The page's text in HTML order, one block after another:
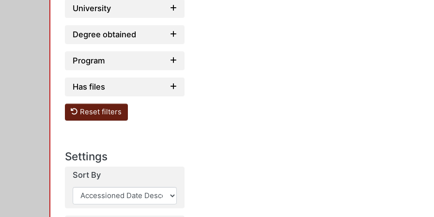
University
Degree obtained
Program
Has files
Reset filters
Settings
Sort By